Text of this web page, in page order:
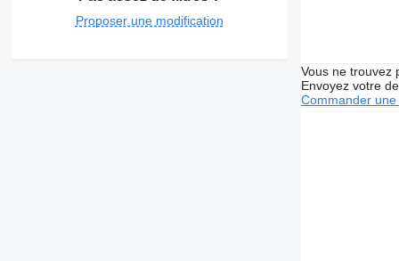
Proposer une modification
Vous ne trouvez
Envoyez votre
Commander